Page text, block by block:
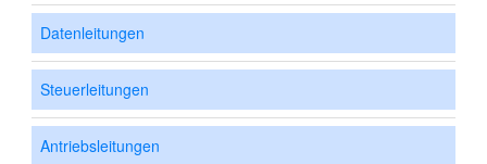
Datenleitungen
Steuerleitungen
Antriebsleitungen